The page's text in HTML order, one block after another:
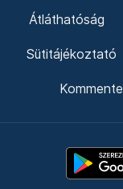
Átláthatóság
Sütitájékoztató